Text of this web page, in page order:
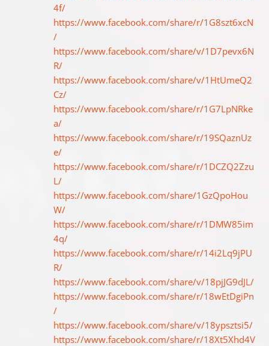
4f/
https://www.facebook.com/share/r/1G8szt6xcN
/
https://www.facebook.com/share/v/1D7pevx6N
R/
https://www.facebook.com/share/v/1HtUmeQ2
Cz/
https://www.facebook.com/share/r/1G7LpNRke
a/
https://www.facebook.com/share/r/19SQaznUz
e/
https://www.facebook.com/share/r/1DCZQ2Zzu
L/
https://www.facebook.com/share/1GzQpoHou
W/
https://www.facebook.com/share/r/1DMW85im
4q/
https://www.facebook.com/share/r/14i2Lq9jPU
R/
https://www.facebook.com/share/v/18pjJG9dJL/
https://www.facebook.com/share/r/18wEtDgiPn
/
https://www.facebook.com/share/v/18ypsztsi5/
https://www.facebook.com/share/r/18Xt5Xhd4V